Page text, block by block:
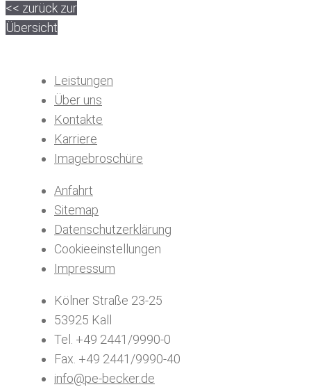
<< zurück zur
Übersicht
Leistungen
Über uns
Kontakte
Karriere
Imagebroschüre
Anfahrt
Sitemap
Datenschutzerklärung
Cookieeinstellungen
Impressum
Kölner Straße 23-25
53925 Kall
Tel. +49 2441/9990-0
Fax. +49 2441/9990-40
info@pe-becker.de